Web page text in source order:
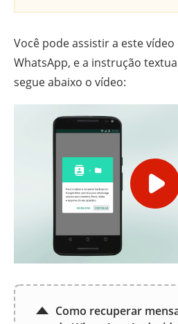
Você pode assistir a este
WhatsApp, e a instrução
segue abaixo o vídeo:
Como recuperar